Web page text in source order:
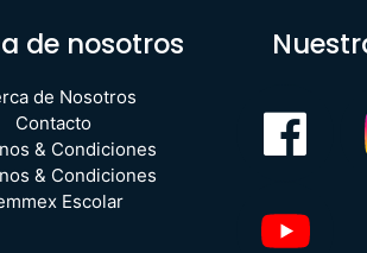
de nosotros
de Nosotros
Contacto
& Condiciones
& Condiciones
Escolar